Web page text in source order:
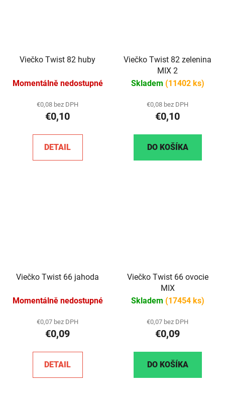
Viečko Twist 82 huby
Momentálně nedostupné
€0,08 bez DPH
€0,10
DETAIL
Viečko Twist 82 zelenina
MIX 2
Skladem (11402 ks)
€0,08 bez DPH
€0,10
DO KOŠÍKA
Viečko Twist 66 jahoda
Momentálně nedostupné
€0,07 bez DPH
€0,09
DETAIL
Viečko Twist 66 ovocie
MIX
Skladem (17454 ks)
€0,07 bez DPH
€0,09
DO KOŠÍKA